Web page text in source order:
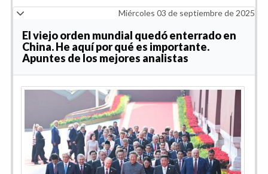
Miércoles 03 de septiembre de 2025
El viejo orden mundial quedó enterrado en
China. He aquí por qué es importante.
Apuntes de los mejores analistas